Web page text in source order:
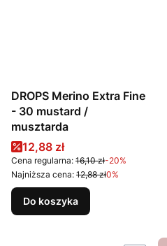
DROPS Merino Extra Fine
- 30 mustard /
musztarda
Cena promocyjna
12,88 zł
Cena regularna: 16,10 zł-20%
Najniższa cena: 12,88 zł0%
Do koszyka